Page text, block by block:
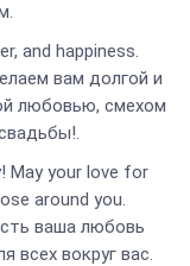
and happiness.
вам долгой и
любовью, смехом
May your love for
around you.
ваша любовь
всех вокруг вас.